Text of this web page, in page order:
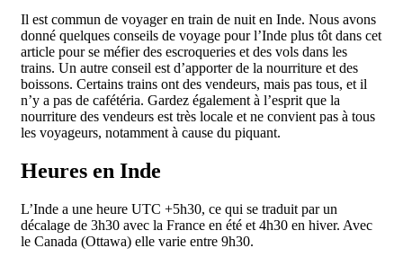
Il est commun de voyager en train de nuit en Inde. Nous avons
donné quelques conseils de voyage pour l’Inde plus tôt dans cet
article pour se méfier des escroqueries et des vols dans les
trains. Un autre conseil est d’apporter de la nourriture et des
boissons. Certains trains ont des vendeurs, mais pas tous, et il
n’y a pas de cafétéria. Gardez également à l’esprit que la
nourriture des vendeurs est très locale et ne convient pas à tous
les voyageurs, notamment à cause du piquant.
Heures en Inde
L’Inde a une heure UTC +5h30, ce qui se traduit par un
décalage de 3h30 avec la France en été et 4h30 en hiver. Avec
le Canada (Ottawa) elle varie entre 9h30.